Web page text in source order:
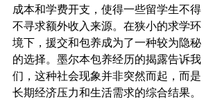
成本和学费开支，使得一些留学生不得
不寻求额外收入来源。在狭小的求学环
境下，援交和包养成为了一种较为隐秘
的选择。墨尔本包养经历的揭露告诉我
们，这种社会现象并非突然而起，而是
长期经济压力和生活需求的综合结果。